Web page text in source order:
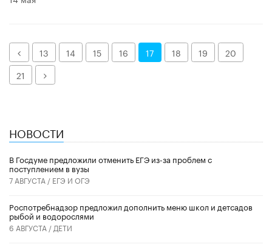
Назад13 14 15 16 17 18 19
20
21
Далее
НОВОСТИ
В Госдуме предложили отменить ЕГЭ из-за проблем с
поступлением в вузы
7 АВГУСТА / ЕГЭ И ОГЭ
Роспотребнадзор предложил дополнить меню школ и детсадов
рыбой и водорослями
6 АВГУСТА / ДЕТИ